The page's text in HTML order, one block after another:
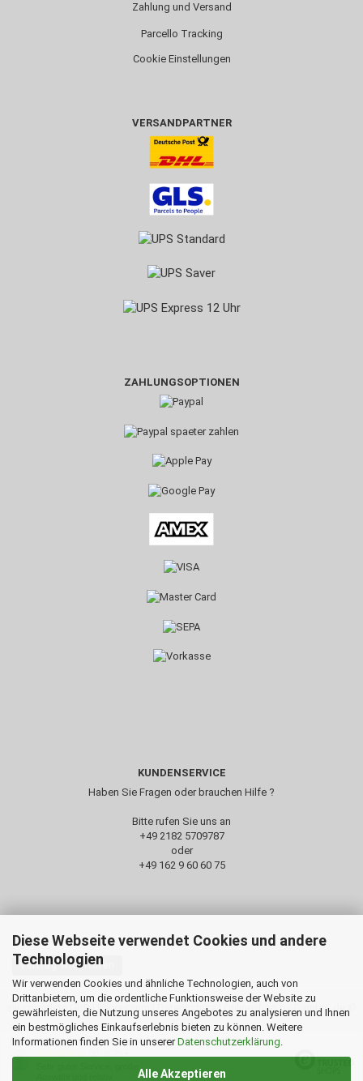
Diese Webseite verwendet Cookies und andere
Technologien
Wir verwenden Cookies und ähnliche Technologien, auch von
Drittanbietern, um die ordentliche Funktionsweise der Website zu
gewährleisten, die Nutzung unseres Angebotes zu analysieren und Ihnen
ein bestmögliches Einkaufserlebnis bieten zu können. Weitere
Informationen finden Sie in unsererDatenschutzerklärung.
Alle Akzeptieren
Zahlung und Versand
Parcello Tracking
Cookie Einstellungen
VERSANDPARTNER
ZAHLUNGSOPTIONEN
KUNDENSERVICE
Haben Sie Fragen oder brauchen Hilfe ?
Bitte rufen Sie uns an
+49 2182 5709787‬
oder
+49 162 9 60 60 75
Vertrag widerrufen
avi-complete GbR | Impressum|Datenschutz| Onlineshop by Gambio.de ©
2020
Ausgewählte Top-Bewertungen für www.avi-complete.de